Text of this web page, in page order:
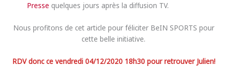
Presse quelques jours après la diffusion TV.
Nous profitons de cet article pour féliciter BeIN SPORTS pour
cette belle initiative.
RDV donc ce vendredi 04/12/2020 18h30 pour retrouver Julien!